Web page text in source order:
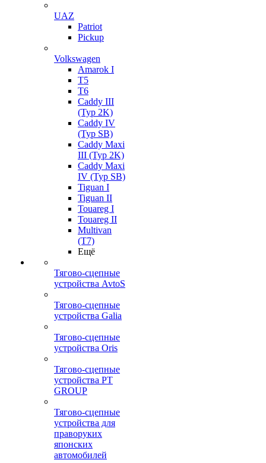
UAZ
Patriot
Pickup
Volkswagen
Amarok I
T5
T6
Caddy III
(Typ 2K)
Caddy IV
(Typ SB)
Caddy Maxi
III (Typ 2K)
Caddy Maxi
IV (Typ SB)
Tiguan I
Tiguan II
Touareg I
Touareg II
Multivan
(T7)
Ещё
Тягово-сцепные
устройства AvtoS
Тягово-сцепные
устройства Galia
Тягово-сцепные
устройства Oris
Тягово-сцепные
устройства PT
GROUP
Тягово-сцепные
устройства для
праворуких
японских
автомобилей